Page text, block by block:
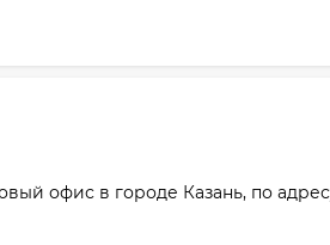
офис в городе Казань, по